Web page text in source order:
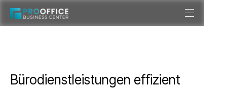
Bürodienstleistungen effizient